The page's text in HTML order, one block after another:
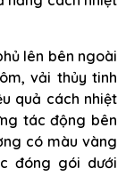
lên bên ngoài
vải thủy tinh
quả cách nhiệt
tác động bên
có màu vàng
đóng gói dưới